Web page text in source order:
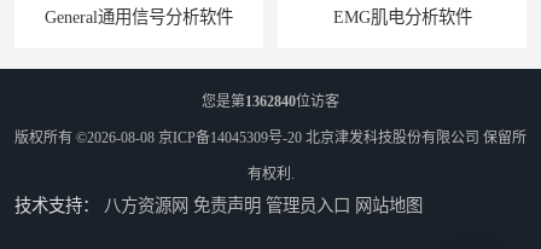
General通用信号分析软件 EMG肌电分析软件
您是第1362840位访客
版权所有 ©2026-08-08 京ICP备14045309号-20 北京津发科技股份有限公司 保留所
有权利.
技术支持： 八方资源网 免责声明 管理员入口 网站地图